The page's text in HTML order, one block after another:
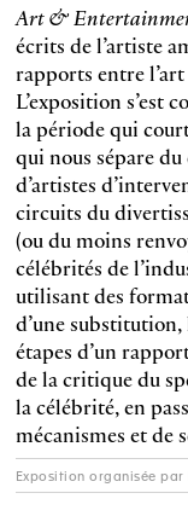
Art &
écrits de l’artiste
rapports entre
L’exposition s’est
la période qui
qui nous sépare
d’artistes
circuits du
(ou du moins
célébrités de
utilisant des
d’une
étapes d’un
de la critique du
la célébrité, en
mécanismes et de
Exposition organisée